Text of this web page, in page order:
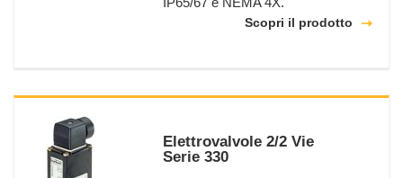
Scopri il prodotto
Elettrovalvole 2/2 Vie
Serie 330